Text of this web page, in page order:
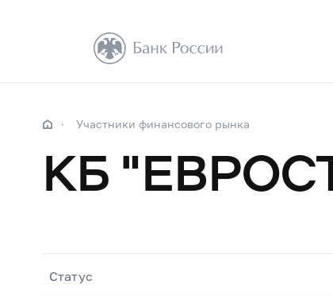
Участники финансового рынка
КБ
Статус